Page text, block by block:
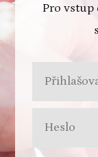
Pro vstup